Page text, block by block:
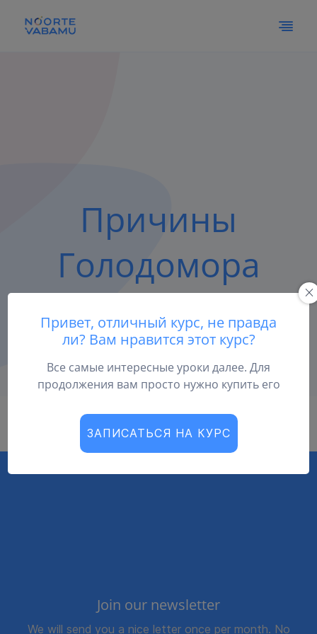
Привет, отличный курс, не правда
ли? Вам нравится этот курс?
Все самые интересные уроки далее. Для
продолжения вам просто нужно купить его
ЗАПИСАТЬСЯ НА КУРС
Причины
Голодомора
Урок закрыт. Купите курс, чтобы продолжить.
Join our newsletter
We will send you a nice letter once per month. No